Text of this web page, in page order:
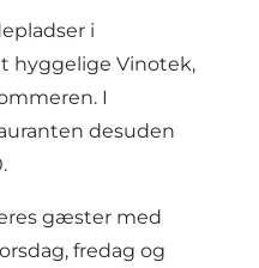
i
hyggelige Vinotek,
I
desuden
gæster med
fredag og